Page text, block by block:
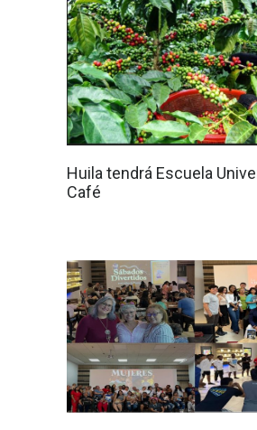
Huila tendrá Escuela
Café